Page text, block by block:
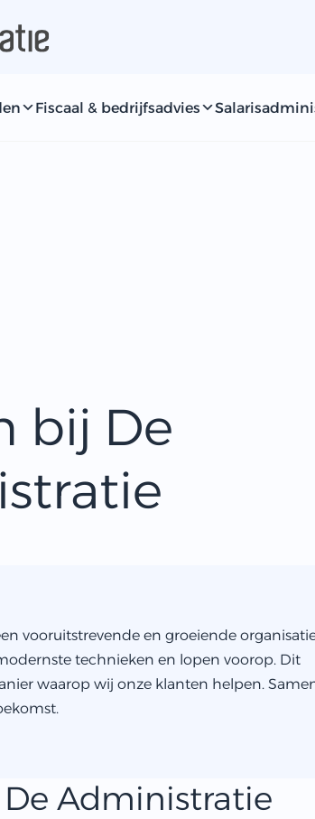
Fiscaal & bedrijfsadvies
bij De
vooruitstrevende en groeiende
technieken en lopen voorop. Dit
waarop wij onze klanten helpen.
Administratie